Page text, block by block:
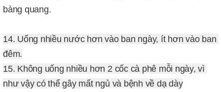
bàng quang.
14. Uống nhiều nước hơn vào ban ngày, ít hơn vào ban
đêm.
15. Không uống nhiều hơn 2 cốc cà phê mỗi ngày, vì
như vậy có thể gây mất ngủ và bệnh về dạ dày